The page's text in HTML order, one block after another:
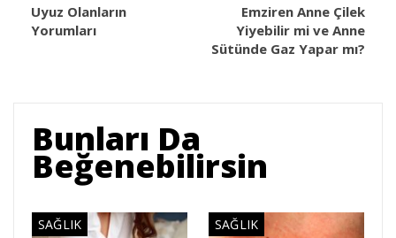
Uyuz Olanların
Yorumları
Emziren Anne Çilek
Yiyebilir mi ve Anne
Sütünde Gaz Yapar mı?
Bunları Da
Beğenebilirsin
SAĞLIK SAĞLIK